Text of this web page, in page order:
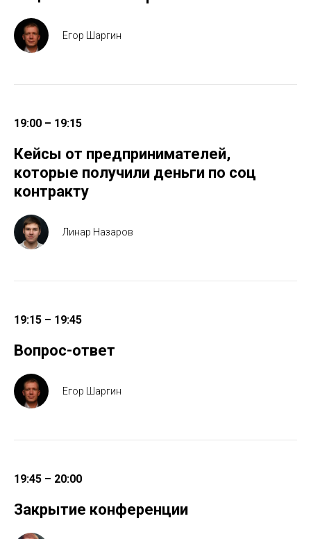
Егор Шаргин
19:00 – 19:15
Кейсы от предпринимателей,
которые получили деньги по соц
контракту
Линар Назаров
19:15 – 19:45
Вопрос-ответ
Егор Шаргин
19:45 – 20:00
Закрытие конференции